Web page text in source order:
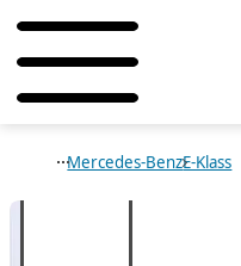
Mercedes-BenzE-Klass